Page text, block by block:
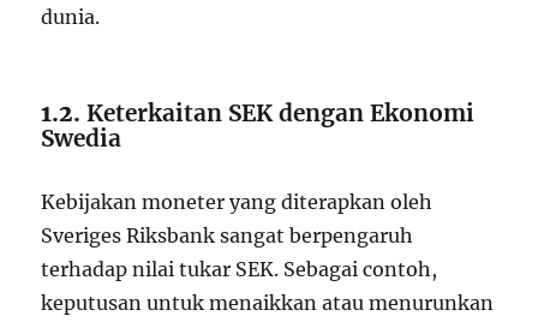
dunia.
1.2.Keterkaitan SEK dengan Ekonomi
Swedia
Kebijakan moneter yang diterapkan oleh
Sveriges Riksbank sangat berpengaruh
terhadap nilai tukar SEK. Sebagai contoh,
keputusan untuk menaikkan atau menurunkan